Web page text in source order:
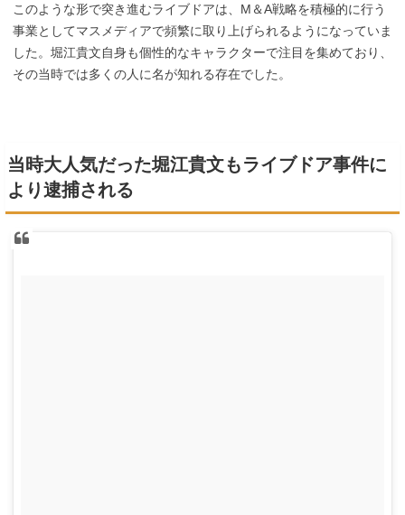
このような形で突き進むライブドアは、M＆A戦略を積極的に行う
事業としてマスメディアで頻繁に取り上げられるようになっていま
した。堀江貴文自身も個性的なキャラクターで注目を集めており、
その当時では多くの人に名が知れる存在でした。
当時大人気だった堀江貴文もライブドア事件に
より逮捕される